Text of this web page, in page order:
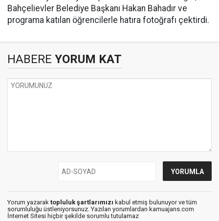
Bahçelievler Belediye Başkanı Hakan Bahadır ve
programa katılan öğrencilerle hatıra fotoğrafı çektirdi.
HABERE YORUM KAT
Yorum yazarak topluluk şartlarımızı kabul etmiş bulunuyor ve tüm
sorumluluğu üstleniyorsunuz. Yazılan yorumlardan kamuajans.com
İnternet Sitesi hiçbir şekilde sorumlu tutulamaz